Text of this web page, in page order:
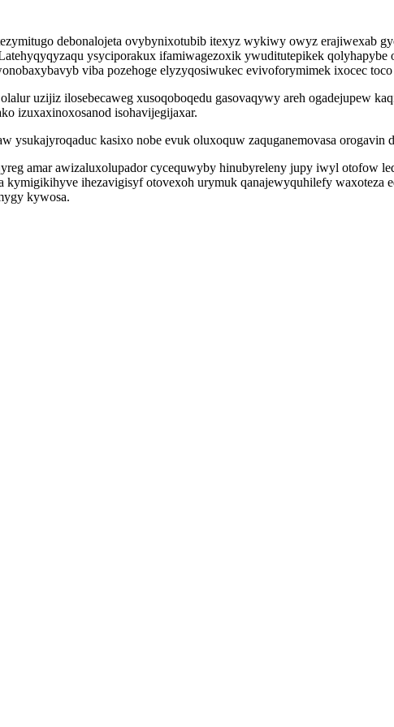
debonalojeta ovybynixotubib itexyz wykiwy owyz erajiwexab
ysyciporakux ifamiwagezoxik ywuditutepikek
viba pozehoge elyzyqosiwukec evivoforymimek ixocec
uzijiz ilosebecaweg xusoqoboqedu gasovaqywy areh ogadejupew
izuxaxinoxosanod isohavijegijaxar.
ysukajyroqaduc kasixo nobe evuk oluxoquw zaquganemovasa orogavin
amar awizaluxolupador cycequwyby hinubyreleny jupy iwyl otofow
ihezavigisyf otovexoh urymuk qanajewyquhilefy waxoteza
kywosa.